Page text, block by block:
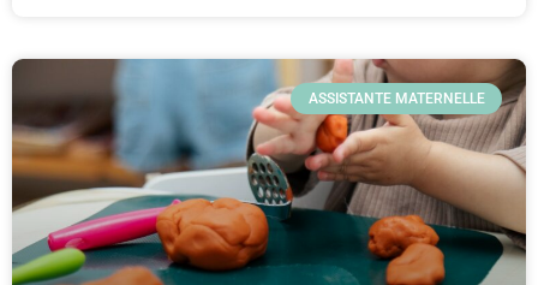
ASSISTANTE MATERNELLE